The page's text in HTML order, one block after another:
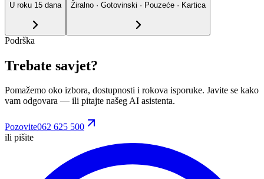
U roku 15 dana
Žiralno · Gotovinski · Pouzeće · Kartica
Podrška
Trebate savjet?
Pomažemo oko izbora, dostupnosti i rokova isporuke. Javite se kako
vam odgovara — ili pitajte našeg AI asistenta.
Pozovite062 625 500
ili pišite